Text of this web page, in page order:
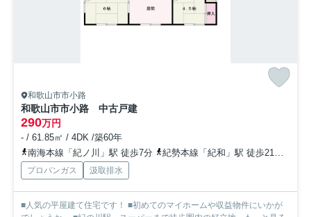
和歌山市市小路
和歌山市市小路 中古戸建
290万円
- / 61.85㎡ / 4DK /築60年
南海本線「紀ノ川」駅 徒歩7分
紀勢本線「紀和」駅 徒歩21分
プロパンガス 汲取排水
■人気の平屋建て住宅です！ ■初めてのマイホームや収益物件にいかが